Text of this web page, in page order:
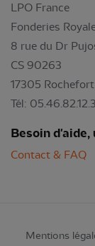
LPO France
Fonderies
8 rue du Dr
CS 90263
17305 Rochefort
Tél:
Besoin d'aide,
Contact & FAQ
Mentions